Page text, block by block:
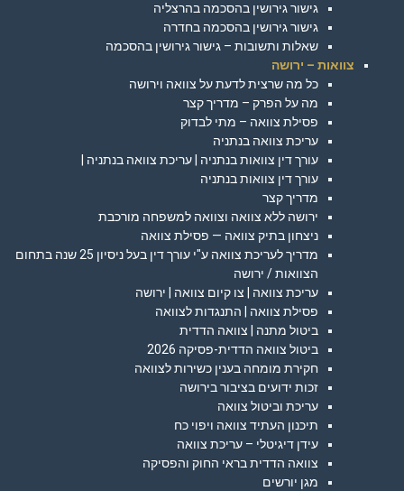
גישור גירושין בהסכמה בהרצליה
גישור גירושין בהסכמה בחדרה
שאלות ותשובות – גישור גירושין בהסכמה
צוואות – ירושה
כל מה שרצית לדעת על צוואה וירושה
מה על הפרק – מדריך קצר
פסילת צוואה – מתי לבדוק
עריכת צוואה בנתניה
עורך דין צוואות בנתניה | עריכת צוואה בנתניה |
עורך דין צוואות בנתניה
מדריך קצר
ירושה ללא צוואה וצוואה למשפחה מורכבת
ניצחון בתיק צוואה — פסילת צוואה
מדריך לעריכת צוואה ע"י עורך דין בעל ניסיון 25 שנה בתחום
הצוואות / ירושה
עריכת צוואה | צו קיום צוואה | ירושה
פסילת צוואה | התנגדות לצוואה
ביטול מתנה | צוואה הדדית
ביטול צוואה הדדית-פסיקה 2026
חקירת מומחה בענין כשירות לצוואה
זכות ידועים בציבור בירושה
עריכת וביטול צוואה
תיכנון העתיד צוואה ויפוי כח
עידן דיגיטלי – עריכת צוואה
צוואה הדדית בראי החוק והפסיקה
מגן יורשים